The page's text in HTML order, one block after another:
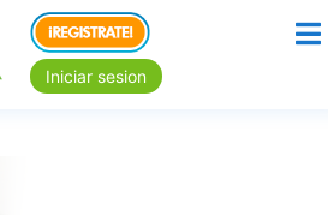
Iniciar sesion